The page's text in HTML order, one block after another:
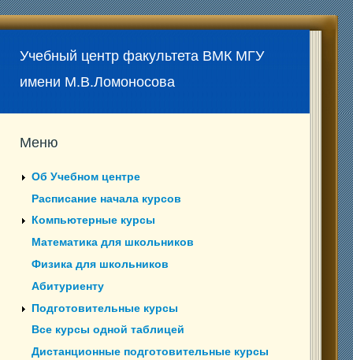
Учебный центр факультета ВМК МГУ
имени М.В.Ломоносова
Меню
Об Учебном центре
Расписание начала курсов
Компьютерные курсы
Математика для школьников
Физика для школьников
Абитуриенту
Подготовительные курсы
Все курсы одной таблицей
Дистанционные подготовительные курсы